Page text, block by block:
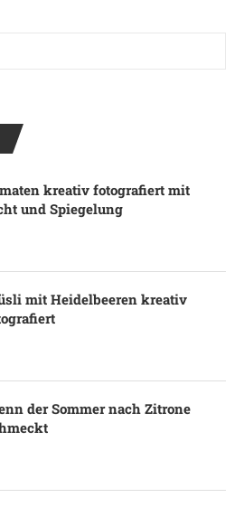
kreativ fotografiert mit
und Spiegelung
mit Heidelbeeren kreativ
der Sommer nach Zitrone